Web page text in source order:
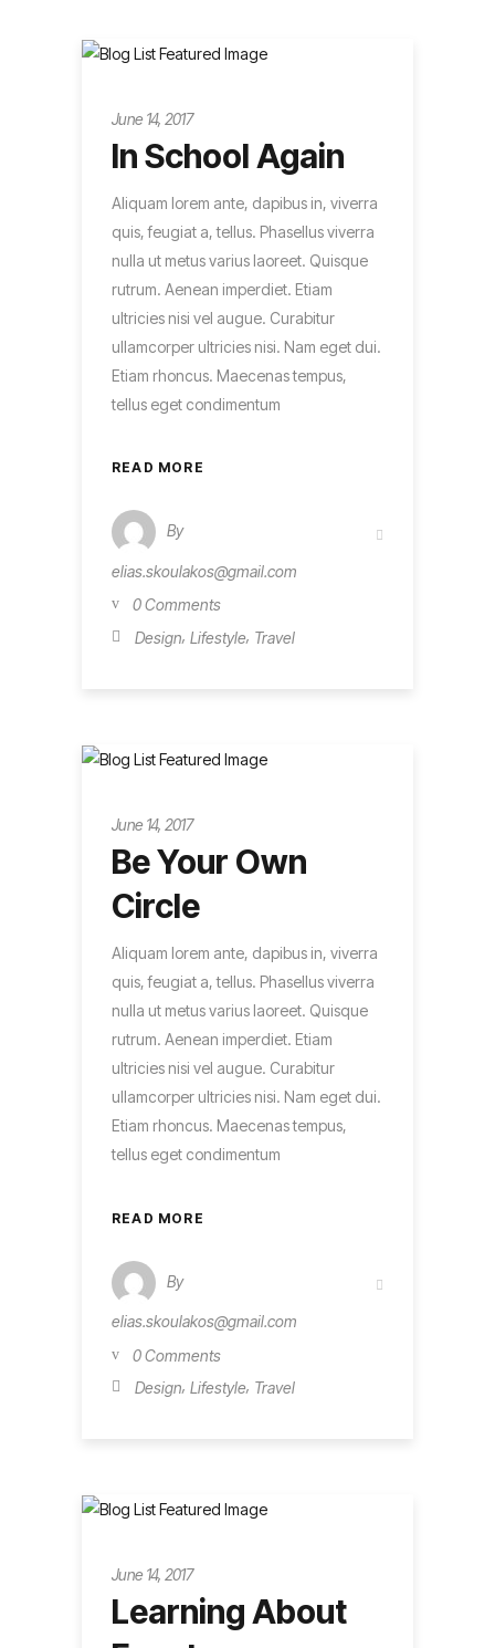
June 14, 2017
In School Again
Aliquam lorem ante, dapibus in, viverra
quis, feugiat a, tellus. Phasellus viverra
nulla ut metus varius laoreet. Quisque
rutrum. Aenean imperdiet. Etiam
ultricies nisi vel augue. Curabitur
ullamcorper ultricies nisi. Nam eget dui.
Etiam rhoncus. Maecenas tempus,
tellus eget condimentum
READ MORE
By
elias.skoulakos@gmail.com
0 Comments
Design, Lifestyle, Travel
June 14, 2017
Be Your Own
Circle
Aliquam lorem ante, dapibus in, viverra
quis, feugiat a, tellus. Phasellus viverra
nulla ut metus varius laoreet. Quisque
rutrum. Aenean imperdiet. Etiam
ultricies nisi vel augue. Curabitur
ullamcorper ultricies nisi. Nam eget dui.
Etiam rhoncus. Maecenas tempus,
tellus eget condimentum
READ MORE
By
elias.skoulakos@gmail.com
0 Comments
Design, Lifestyle, Travel
June 14, 2017
Learning About